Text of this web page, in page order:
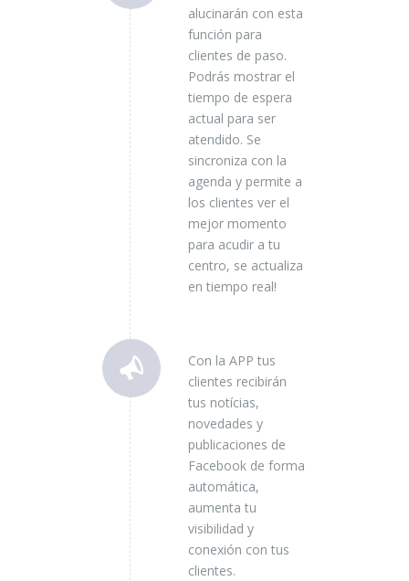
alucinarán con esta
función para
clientes de paso.
Podrás mostrar el
tiempo de espera
actual para ser
atendido. Se
sincroniza con la
agenda y permite a
los clientes ver el
mejor momento
para acudir a tu
centro, se actualiza
en tiempo real!
Con la APP tus
clientes recibirán
tus notícias,
novedades y
publicaciones de
Facebook de forma
automática,
aumenta tu
visibilidad y
conexión con tus
clientes.